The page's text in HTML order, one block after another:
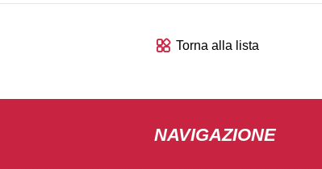
Torna alla lista
NAVIGAZIONE